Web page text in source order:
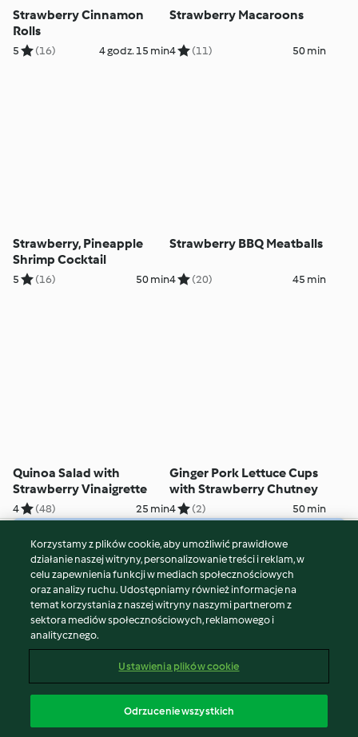
Strawberry Cinnamon
Rolls
5 (16) 4 godz. 15 min
Strawberry Macaroons
4 (11) 50 min
Strawberry, Pineapple
Shrimp Cocktail
5 (16) 50 min
Strawberry BBQ Meatballs
4 (20) 45 min
Quinoa Salad with
Strawberry Vinaigrette
4 (48) 25 min
Ginger Pork Lettuce Cups
with Strawberry Chutney
4 (2) 50 min
© Copyright 2026
Warunki korzystania
Polityka prywatności
Disclaimer
Znak wydawcy
Zgłoś treść
Oświadczenie o dostępności
Korzystamy z plików cookie, aby umożliwić prawidłowe
działanie naszej witryny, personalizowanie treści i reklam, w
celu zapewnienia funkcji w mediach społecznościowych
oraz analizy ruchu. Udostępniamy również informacje na
temat korzystania z naszej witryny naszymi partnerom z
sektora mediów społecznościowych, reklamowego i
analitycznego.
Ustawienia plików cookie
Odrzucenie wszystkich